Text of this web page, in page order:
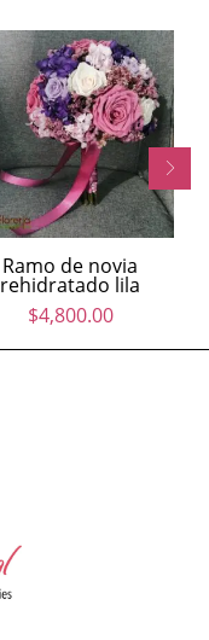
Ramo de novia
rehidratado lila
$4,800.00